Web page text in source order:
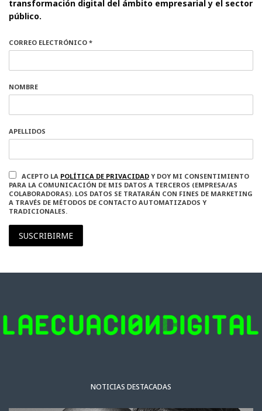
transformación digital del ámbito empresarial y el sector
público.
CORREO ELECTRÓNICO *
NOMBRE
APELLIDOS
ACEPTO LA POLÍTICA DE PRIVACIDAD Y DOY MI CONSENTIMIENTO
PARA LA COMUNICACIÓN DE MIS DATOS A TERCEROS (EMPRESA/AS
COLABORADORAS). LOS DATOS SE TRATARÁN CON FINES DE MARKETING
A TRAVÉS DE MÉTODOS DE CONTACTO AUTOMATIZADOS Y
TRADICIONALES.
SUSCRIBIRME
NOTICIAS DESTACADAS